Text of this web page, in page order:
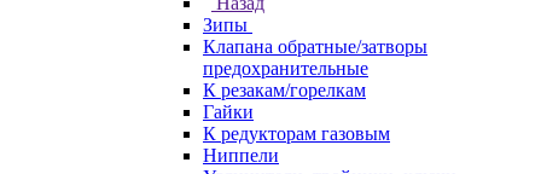
Зипы
Клапана обратные/затворы
предохранительные
К резакам/горелкам
Гайки
К редукторам газовым
Ниппели